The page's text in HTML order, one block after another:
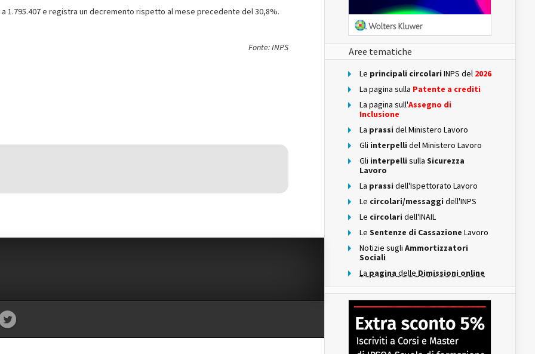
a 1.795.407 e registra un decremento rispetto al mese precedente del 30,8%.
Fonte: INPS Aree tematiche
Le principali circolari INPS del 2026
La pagina sulla Patente a crediti
La pagina sull'Assegno di
Inclusione
La prassi del Ministero Lavoro
Gli interpelli del Ministero Lavoro
Gli interpelli sulla Sicurezza
Lavoro
La prassi dell'Ispettorato Lavoro
Le circolari/messaggi dell'INPS
Le circolari dell'INAIL
Le Sentenze di Cassazione Lavoro
Notizie sugli Ammortizzatori
Sociali
La pagina delle Dimissioni online